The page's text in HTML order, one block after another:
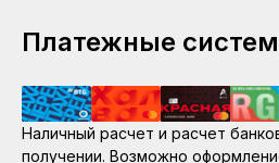
Платежные
Наличный расчет и расчет
получении. Возможно